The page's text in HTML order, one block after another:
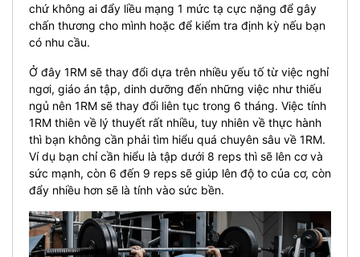
chứ không ai đẩy liều mạng 1 mức tạ cực nặng để gây
chấn thương cho mình hoặc để kiểm tra định kỳ nếu bạn
có nhu cầu.
Ở đây 1RM sẽ thay đổi dựa trên nhiều yếu tố từ việc nghỉ
ngơi, giáo án tập, dinh dưỡng đến những việc như thiếu
ngủ nên 1RM sẽ thay đổi liên tục trong 6 tháng. Việc tính
1RM thiên về lý thuyết rất nhiều, tuy nhiên về thực hành
thì bạn không cần phải tìm hiểu quá chuyên sâu về 1RM.
Ví dụ bạn chỉ cần hiểu là tập dưới 8 reps thì sẽ lên cơ và
sức mạnh, còn 6 đến 9 reps sẽ giúp lên độ to của cơ, còn
đẩy nhiều hơn sẽ là tính vào sức bền.